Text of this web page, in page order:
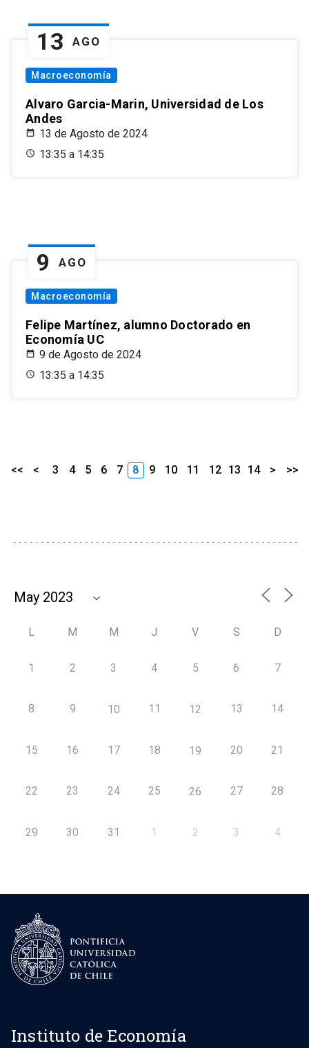
13 AGO
Macroeconomía
Alvaro Garcia-Marin, Universidad de Los
Andes
13 de Agosto de 2024
13:35 a 14:35
9 AGO
Macroeconomía
Felipe Martínez, alumno Doctorado en
Economía UC
9 de Agosto de 2024
13:35 a 14:35
<< < 3 4 5 6 7 8 9 10 11 12 13 14 > >>
L M M J V S D
1 2 3 4 5 6 7
8 9 10 11 12 13 14
15 16 17 18 19 20 21
22 23 24 25 26 27 28
29 30 31 1 2 3 4
Instituto de Economía